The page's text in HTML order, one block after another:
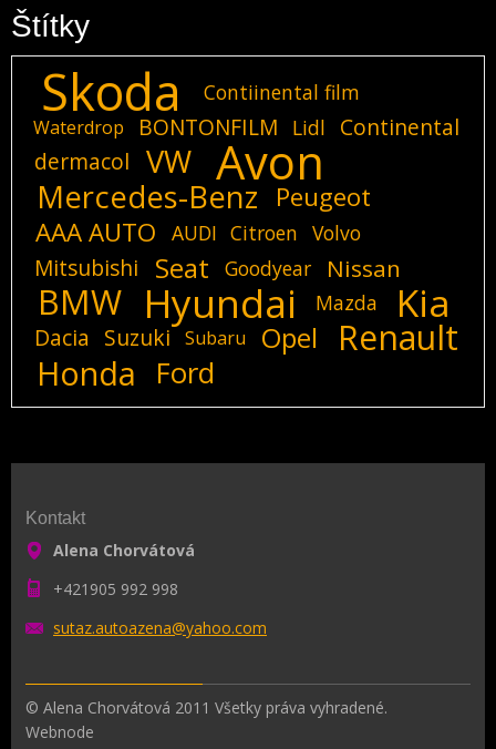
Štítky
Skoda Contiinental film
Waterdrop BONTONFILM Lidl
Continental
dermacol
VW Avon
Mercedes-Benz
Peugeot
AAA AUTO
AUDI Citroen Volvo
Mitsubishi Seat Goodyear Nissan
BMW Hyundai Mazda Kia
Dacia Suzuki Subaru Opel Renault
Honda Ford
Kontakt
Alena Chorvátová
+421905 992 998
sutaz.autoazena@yahoo.com
© Alena Chorvátová 2011 Všetky práva vyhradené.
Webnode